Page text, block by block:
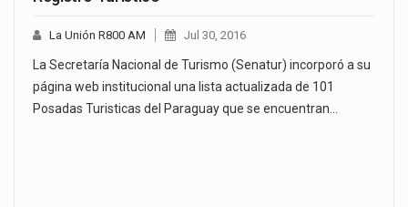
La Unión R800 AM Jul 30, 2016
La Secretaría Nacional de Turismo (Senatur) incorporó a su
página web institucional una lista actualizada de 101
Posadas Turisticas del Paraguay que se encuentran…